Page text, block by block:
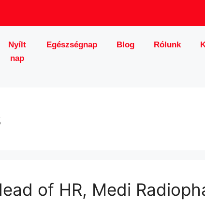
Nyílt
nap
Egészségnap Blog Rólunk
of HR, Medi